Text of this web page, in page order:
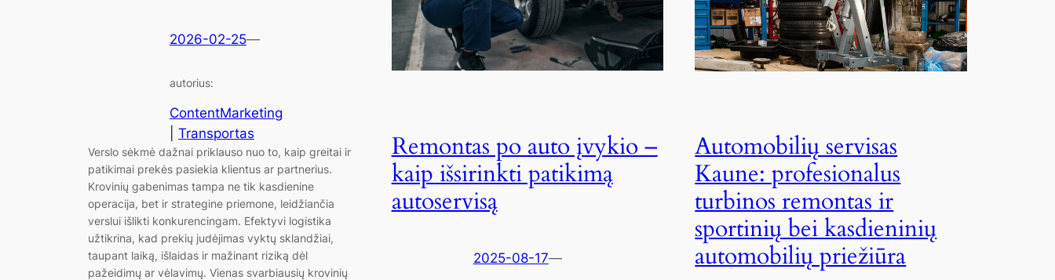
2026-02-25—
autorius:
ContentMarketing
Transportas
Verslo sėkmė dažnai priklauso nuo to, kaip greitai ir
patikimai prekės pasiekia klientus ar partnerius.
Krovinių gabenimas tampa ne tik kasdienine
operacija, bet ir strategine priemone, leidžiančia
verslui išlikti konkurencingam. Efektyvi logistika
užtikrina, kad prekių judėjimas vyktų sklandžiai,
taupant laiką, išlaidas ir mažinant riziką dėl
pažeidimų ar vėlavimų. Vienas svarbiausių krovinių
Remontas po auto įvykio –
kaip išsirinkti patikimą
autoservisą
2025-08-17—
Automobilių servisas
Kaune: profesionalus
turbinos remontas ir
sportinių bei kasdieninių
automobilių priežiūra